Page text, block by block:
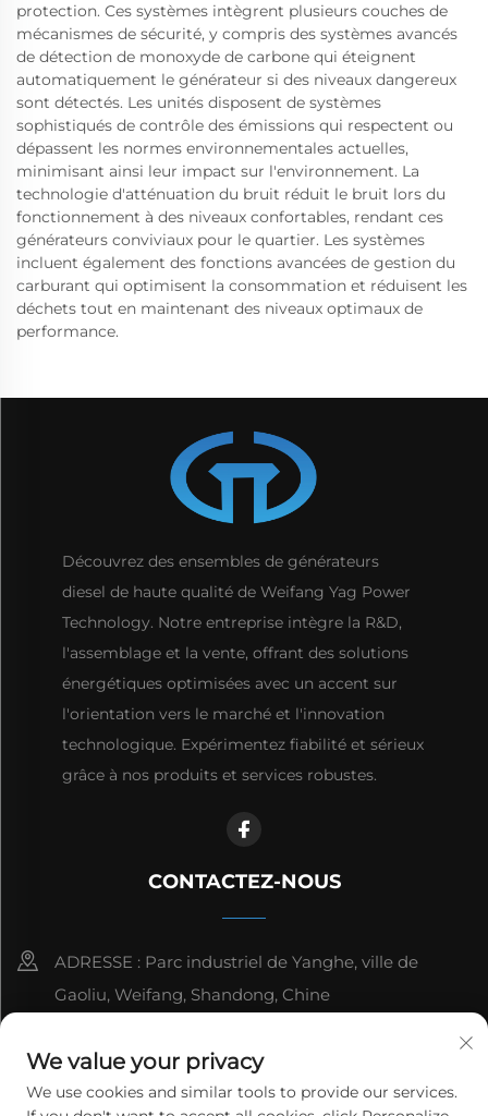
protection. Ces systèmes intègrent plusieurs couches de
mécanismes de sécurité, y compris des systèmes avancés
de détection de monoxyde de carbone qui éteignent
automatiquement le générateur si des niveaux dangereux
sont détectés. Les unités disposent de systèmes
sophistiqués de contrôle des émissions qui respectent ou
dépassent les normes environnementales actuelles,
minimisant ainsi leur impact sur l'environnement. La
technologie d'atténuation du bruit réduit le bruit lors du
fonctionnement à des niveaux confortables, rendant ces
générateurs conviviaux pour le quartier. Les systèmes
incluent également des fonctions avancées de gestion du
carburant qui optimisent la consommation et réduisent les
déchets tout en maintenant des niveaux optimaux de
performance.
Découvrez des ensembles de générateurs
diesel de haute qualité de Weifang Yag Power
Technology. Notre entreprise intègre la R&D,
l'assemblage et la vente, offrant des solutions
énergétiques optimisées avec un accent sur
l'orientation vers le marché et l'innovation
technologique. Expérimentez fiabilité et sérieux
grâce à nos produits et services robustes.
CONTACTEZ-NOUS
ADRESSE : Parc industriel de Yanghe, ville de
Gaoliu, Weifang, Shandong, Chine
[email protected]
We value your privacy
We use cookies and similar tools to provide our services.